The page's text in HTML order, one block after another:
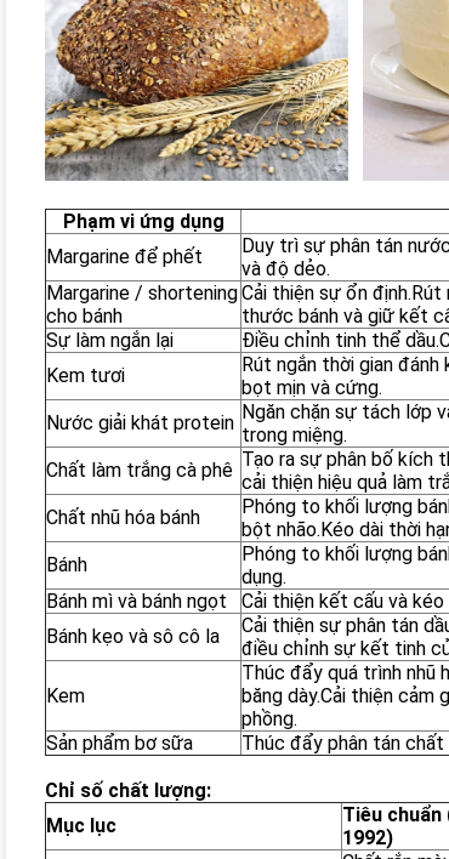
Phạm vi ứng dụng
Margarine để phết
Duy trì sự phân tán
và độ dẻo.
Margarine / shortening
cho bánh
Cải thiện sự ổn
thước bánh và giữ kết
Sự làm ngắn lại
Điều chỉnh tinh thể
Kem tươi
Rút ngắn thời gian
bọt mịn và cứng.
Nước giải khát protein Ngăn chặn sự tách lớp
trong miệng.
Chất làm trắng cà phê Tạo ra sự phân bố kích
cải thiện hiệu quả làm
Chất nhũ hóa bánh
Phóng to khối lượng
bột nhão.Kéo dài thời
Bánh
Phóng to khối lượng
dụng.
Bánh mì và bánh ngọt
Cải thiện kết cấu và
Bánh kẹo và sô cô la
Cải thiện sự phân tán
điều chỉnh sự kết tinh
Kem
Thúc đẩy quá trình nhũ
băng dày.Cải thiện cảm
phồng.
Sản phẩm bơ sữa Thúc đẩy phân tán
Chỉ số chất lượng:
Mục lục
Tiêu chuẩn
1992)